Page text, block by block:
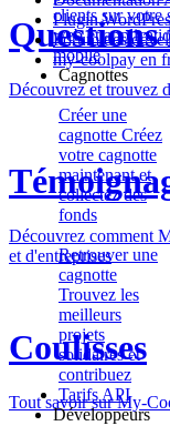
clients sur votre
web et
mobile
Cagnottes
Créer une
cagnotte Créez
votre cagnotte
maintenant et
collectez des
fonds
Retrouver une
cagnotte
Trouvez les
meilleurs
projets
solidaires et
contribuez
Tarifs API
Développeurs
Plugin
Forum des
my-coolpay en
Découvrez et trouvez
Découvrez comment
et d'entreprises
Coulisses
Tout savoir sur My-